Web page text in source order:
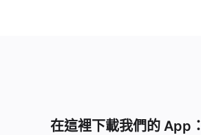
在這裡下載我們的 App：